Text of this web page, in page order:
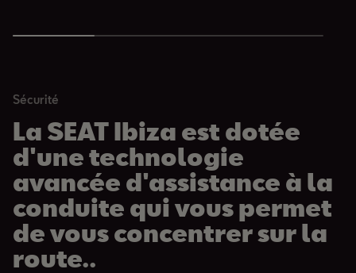
Sécurité
La SEAT Ibiza est dotée
d'une technologie
avancée d'assistance à la
conduite qui vous permet
de vous concentrer sur la
route..